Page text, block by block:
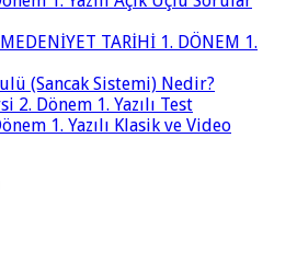
TARİHİ 1. DÖNEM 1.
(Sancak Sistemi) Nedir?
2. Dönem 1. Yazılı Test
1. Yazılı Klasik ve Video